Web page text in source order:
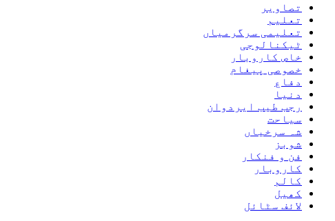
تصاویر
تعلیم
تعلیمی سرگرمیاں
ٹیکنالوجی
خاص کاروبار
خصوصی پیغام
دفاع
دنیا
رجب طیب ایردوان
سیاحت
شہ سرخیاں
شوبز
فن و فنکار
کاروبار
کالم
کھیل
لائف سٹائل